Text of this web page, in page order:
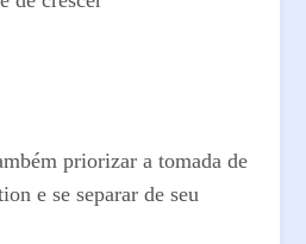
priorizar a tomada de
e se separar de seu